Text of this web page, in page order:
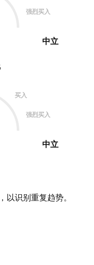
强烈买入
中立
买入
强烈买入
中立
以识别重复趋势。